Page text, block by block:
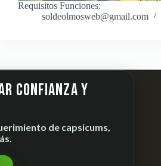
Requisitos Funciones:
soldeolmosweb@gmail.com
confianza y
de capsicums,